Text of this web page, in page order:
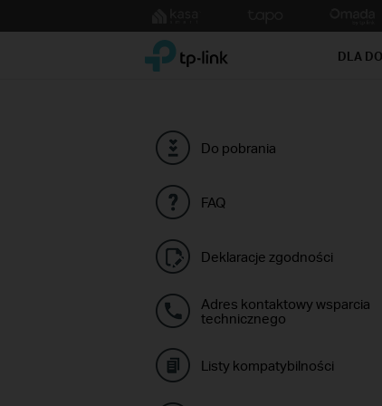
to
TP-Link, Reliably Smart DLA
Do pobrania
FAQ
Deklaracje zgodności
Adres kontaktowy wsparcia
technicznego
Listy kompatybilności